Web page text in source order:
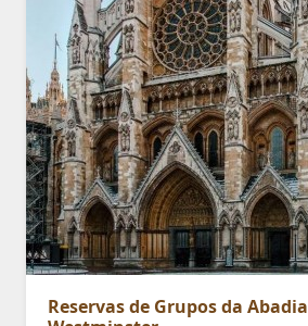
Reservas de Grupos da